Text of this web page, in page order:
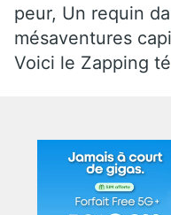
peur, Un requin
mésaventures
Voici le Zapping